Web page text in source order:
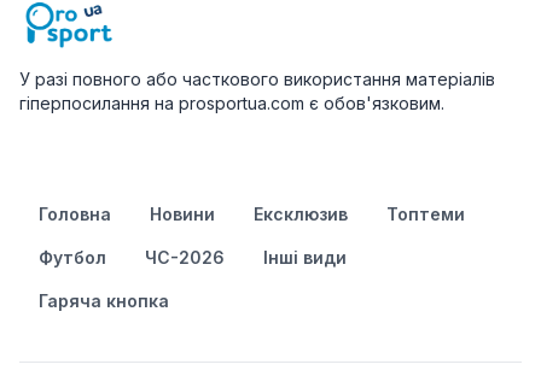
У разі повного або часткового використання матеріалів
гіперпосилання на prosportua.com є обов'язковим.
Головна Новини Ексклюзив Топтеми
Футбол ЧС-2026 Інші види
Гаряча кнопка